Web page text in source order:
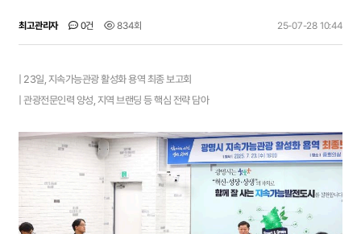
최고관리자 0건 834회 25-07-28 10:44
| 23일, 지속가능관광 활성화 용역 최종 보고회
| 관광전문인력 양성, 지역 브랜딩 등 핵심 전략 담아